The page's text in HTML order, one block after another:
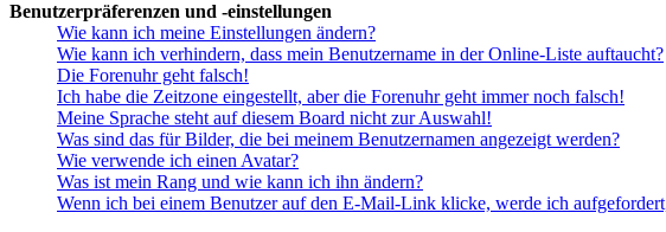
Benutzerpräferenzen und -einstellungen
Wie kann ich meine Einstellungen ändern?
Wie kann ich verhindern, dass mein Benutzername in der Online-Liste auftaucht?
Die Forenuhr geht falsch!
Ich habe die Zeitzone eingestellt, aber die Forenuhr geht immer noch falsch!
Meine Sprache steht auf diesem Board nicht zur Auswahl!
Was sind das für Bilder, die bei meinem Benutzernamen angezeigt werden?
Wie verwende ich einen Avatar?
Was ist mein Rang und wie kann ich ihn ändern?
Wenn ich bei einem Benutzer auf den E-Mail-Link klicke, werde ich